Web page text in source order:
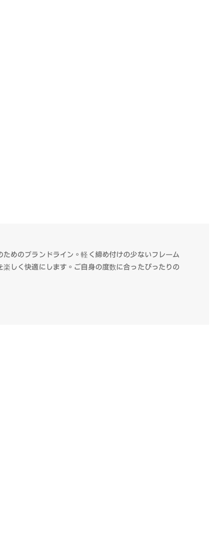
めのブランドライン。軽く締め付けの少ないフレーム
しく快適にします。ご自身の度数に合ったぴったりの